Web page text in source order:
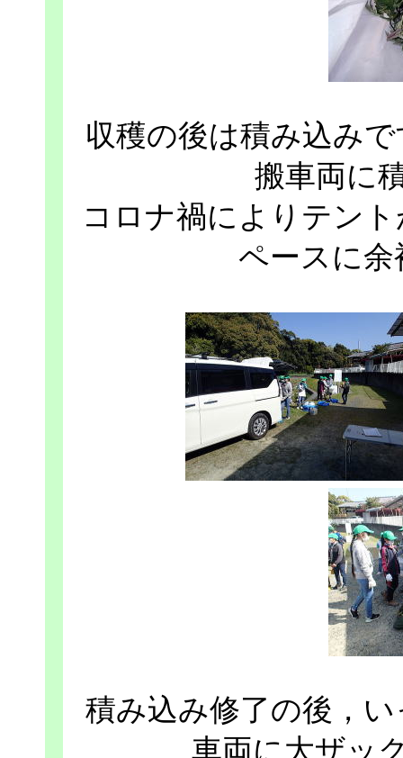
収穫の後は積み込み
搬車両に
コロナ禍によりテン
ペースに
積み込み修了の後，
車両に大ザッ